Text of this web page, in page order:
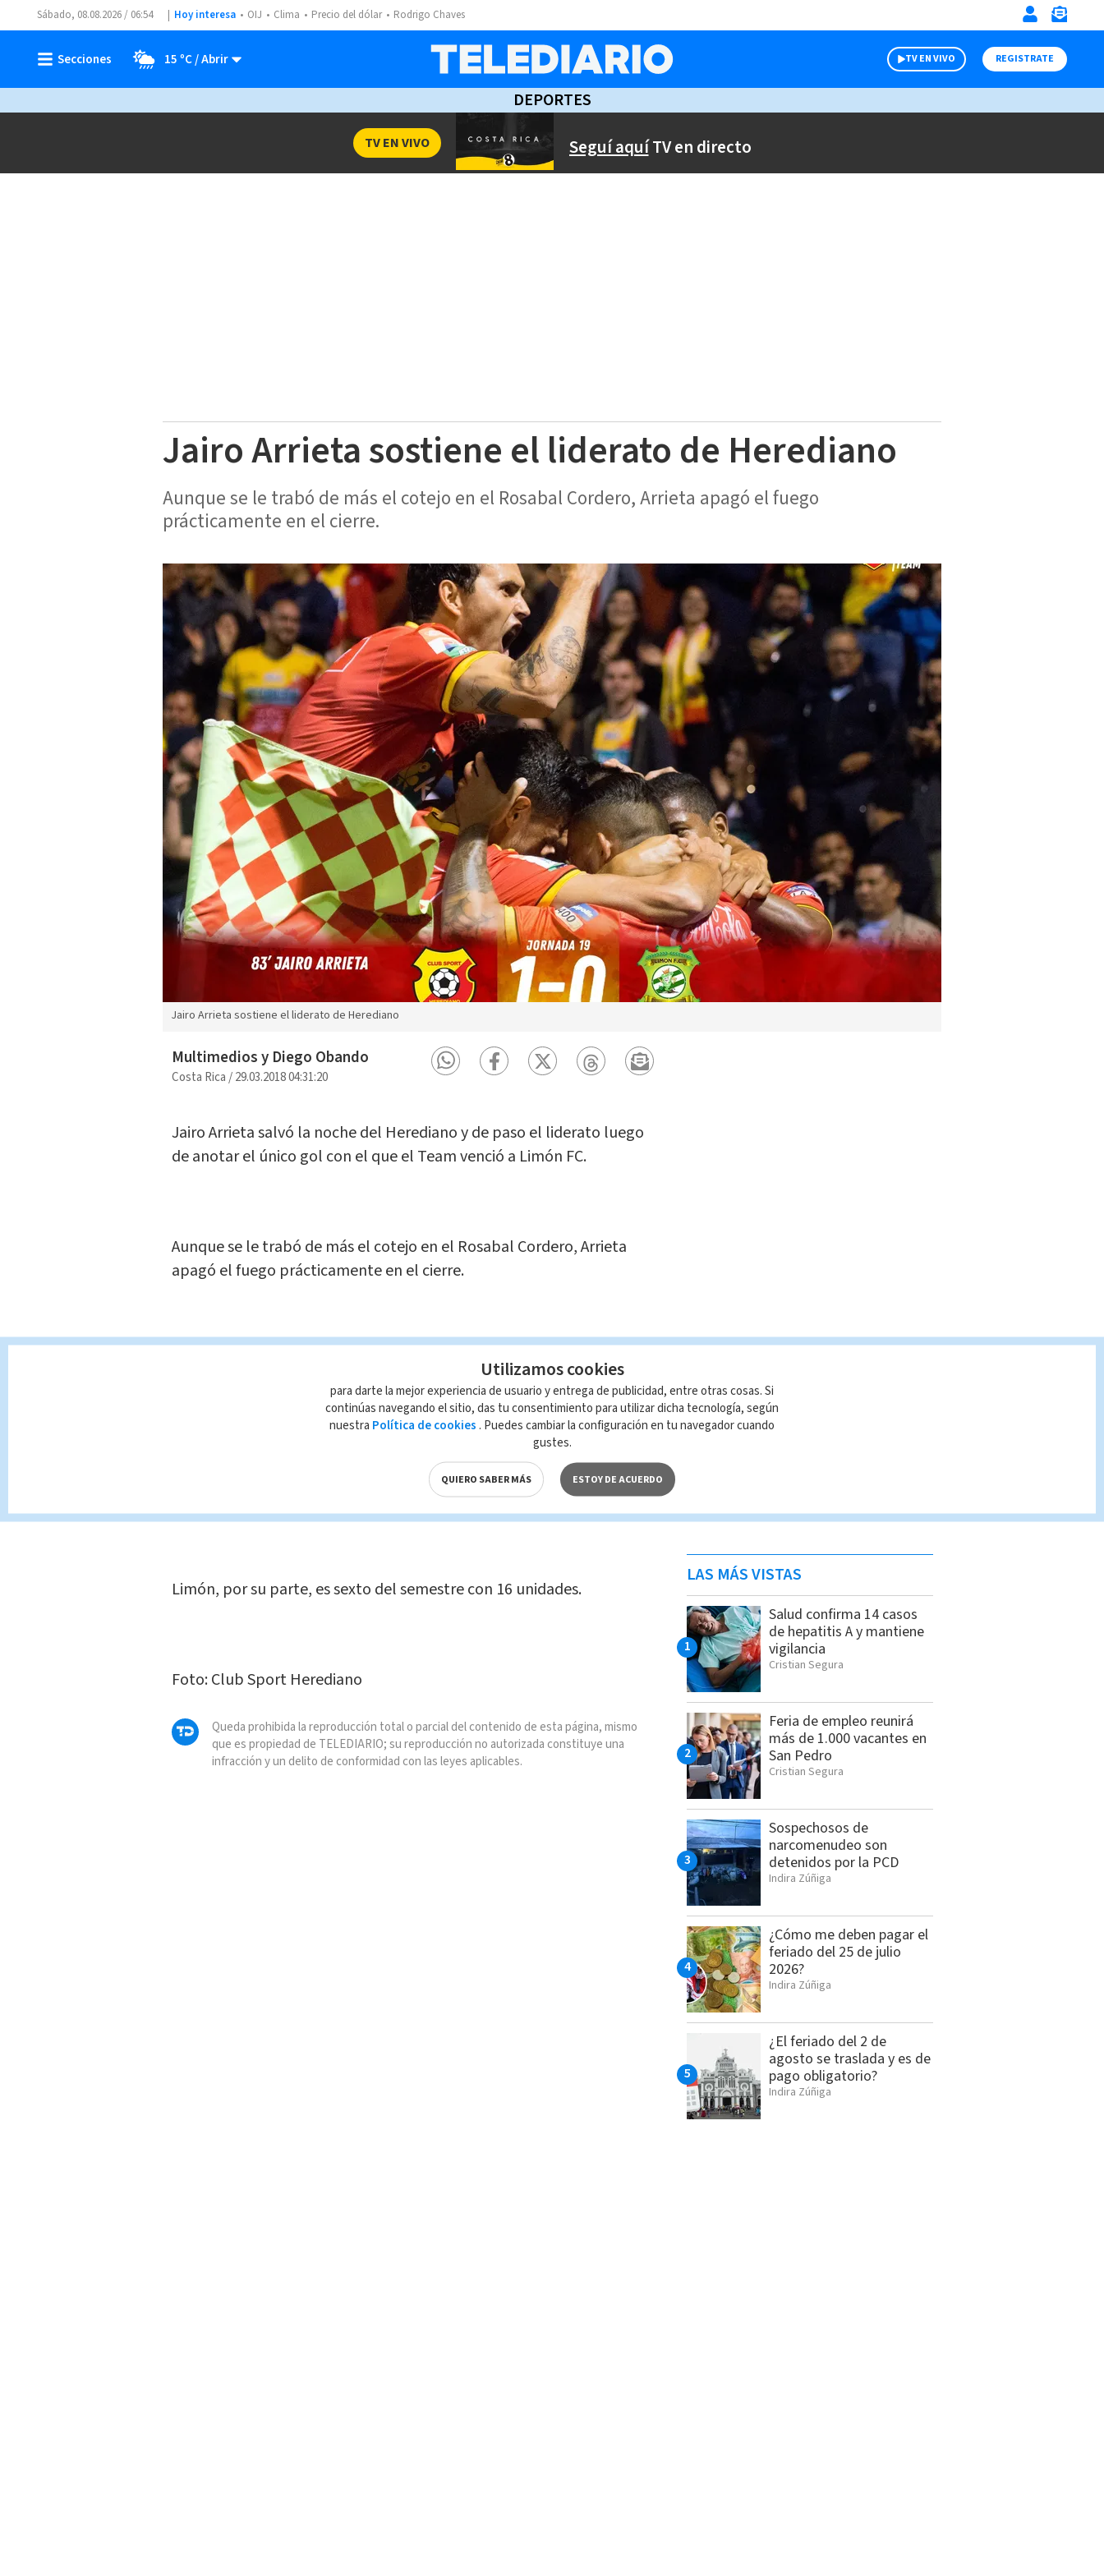
Sábado, 08.08.2026 / 06:54 Hoy interesa OIJ Clima Precio del dólar Rodrigo Chaves
15 ºC TV EN VIVO REGISTRATE
DEPORTES
Seguí aquíTV en directo
TV EN VIVO
Jairo Arrieta sostiene el liderato de Herediano
Aunque se le trabó de más el cotejo en el Rosabal Cordero, Arrieta apagó el fuego
prácticamente en el cierre.
Jairo Arrieta sostiene el liderato de Herediano
Multimedios y Diego Obando
Costa Rica/29.03.2018 04:31:20
Jairo Arrieta salvó la noche del Herediano y de paso el liderato luego
de anotar el único gol con el que el Team venció a Limón FC.
Aunque se le trabó de más el cotejo en el Rosabal Cordero, Arrieta
apagó el fuego prácticamente en el cierre.
Fue al minuto 84’ cuando el artillero vulneró la defensa caribeña y así
concretó el 1-0 definitivo.
De esta forma Herediano es líder único del Clausura 2018, luego de 19
Limón, por su parte, es sexto del semestre con 16 unidades.
Foto: Club Sport Herediano
Queda prohibida la reproducción total o parcial del contenido de esta página, mismo
que es propiedad de TELEDIARIO; su reproducción no autorizada constituye una
infracción y un delito de conformidad con las leyes aplicables.
LAS MÁS VISTAS
Salud confirma 14 casos
de hepatitis A y mantiene
vigilancia
Cristian Segura
Feria de empleo reunirá
más de 1.000 vacantes en
San Pedro
Cristian Segura
Sospechosos de
narcomenudeo son
detenidos por la PCD
Indira Zúñiga
¿Cómo me deben pagar el
feriado del 25 de julio
2026?
Indira Zúñiga
¿El feriado del 2 de
agosto se traslada y es de
pago obligatorio?
Indira Zúñiga
Utilizamos cookies
para darte la mejor experiencia de usuario y entrega de publicidad, entre otras cosas. Si
continúas navegando el sitio, das tu consentimiento para utilizar dicha tecnología, según
nuestra Política de cookies . Puedes cambiar la configuración en tu navegador cuando
gustes.
QUIERO SABER MÁS ESTOY DE ACUERDO